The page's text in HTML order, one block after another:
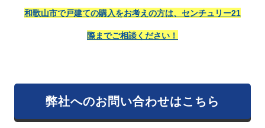
和歌山市で戸建ての購入をお考えの方は、センチュリー21
際までご相談ください！
弊社へのお問い合わせはこちら